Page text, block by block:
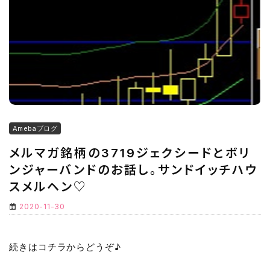
Amebaブログ
メルマガ銘柄の3719ジェクシードとボリ
ンジャーバンドのお話し。サンドイッチハウ
スメルヘン♡
2020-11-30
続きはコチラからどうぞ♪